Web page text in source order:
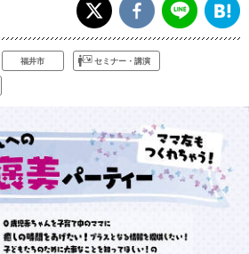
福井市 セミナー・講演